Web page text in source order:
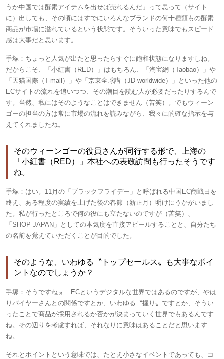
うか中国では酵素アイテムを出せば売れるんだ」って思って（サイト
に）出しても、その頃にはすでにいろんなブランドの何十種類もの酵素
商品が市場に溢れているという状態です。そういった意味でもスピード
感は大事だと思います。
手塚： ちょっと人気が出たと思ったらすぐに飽和状態になりますしね。
だからこそ、「小紅書（RED）」はもちろん、「淘宝網（Taobao）」や
「天猫国際（T-mall）」や「京東全球講（JD worldwide）」といった他の
ECサイトの流れを追いつつ、その潮目を読む人が必要だったりするんで
す。当然、私にはそのようなことはできません（苦笑）。でもウィーン
ゴーの担当の方は常に市場の流れを読みながら、我々に的確な指示を与
えてくれましたね。
そのウィーンゴーの役員さんが同行する形で、上海の
「小紅書（RED）」本社への表敬訪問も行ったそうです
ね。
手塚： はい。11月の「ブラックフライデー」と呼ばれる中国EC商戦日を
終え、ある程度の実績を上げた後の春節（新正月）明けにうかがいまし
た。私が行ったところで何の役にも立たないのですが（苦笑）、
「SHOP JAPAN」としての本気度を直接アピールすることと、自分たち
の名前を覚えていただくことが目的でした。
そのような、いわゆる〝トップセールス〟も大事なポイ
ントなのでしょうか？
手塚： そうですねぇ…ECというデジタルな世界ではあるのですが、やは
りバイヤーさんとの関係ですとか、いわゆる〝握り〟ですとか、そうい
ったことで商品が採用されるか否かが決まっていく世界でもあるんです
ね。その辺りを考慮すれば、それなりに意味はあることだと思います
ね。
それとポイントという意味では、たとえ小さなイベントであっても、コ